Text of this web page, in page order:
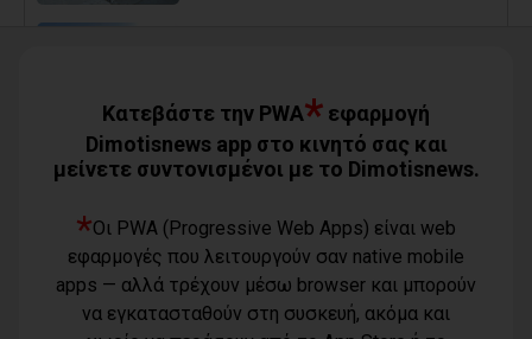
Χαρδαλιάς: «Καμία ανεμογεννήτρια σε
08/08/2026
Με τη συνδρομή του Δήμου Αθηναίων
Κατεβάστε την PWA* εφαρμογή
Dimotisnews app στο κινητό σας και
μείνετε συντονισμένοι με το Dimotisnews.
*Οι PWA (Progressive Web Apps) είναι web
εφαρμογές που λειτουργούν σαν native mobile
apps — αλλά τρέχουν μέσω browser και μπορούν
να εγκατασταθούν στη συσκευή, ακόμα και